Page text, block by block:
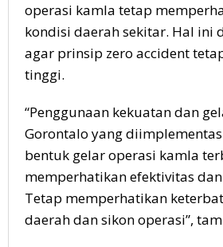
operasi kamla tetap
kondisi daerah sekitar. Hal ini
agar prinsip zero accident
tinggi.
“Penggunaan kekuatan dan
Gorontalo yang
bentuk gelar operasi kamla
memperhatikan efektivitas
Tetap memperhatikan
daerah dan sikon operasi”,